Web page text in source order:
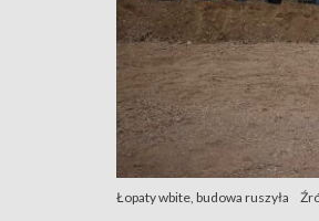
Łopaty wbite, budowa ruszyła